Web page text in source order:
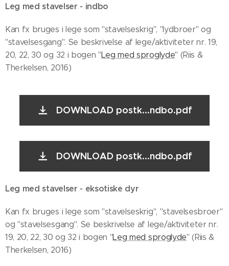
Leg med stavelser - indbo
Kan fx bruges i lege som "stavelseskrig", "lydbroer" og
"stavelsesgang". Se beskrivelse af lege/aktiviteter nr. 19,
20, 22, 30 og 32 i bogen "Leg med sproglyde" (Riis &
Therkelsen, 2016)
DOWNLOAD postk...ndbo.pdf
DOWNLOAD postk...ndbo.pdf
Leg med stavelser - eksotiske dyr
Kan fx bruges i lege som "stavelseskrig", "stavelsesbroer"
og "stavelsesgang". Se beskrivelse af lege/aktiviteter nr.
19, 20, 22, 30 og 32 i bogen "Leg med sproglyde" (Riis &
Therkelsen, 2016)